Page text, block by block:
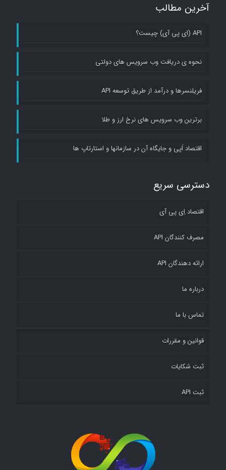
آخرین مطالب
API (ای پی آی) چیست؟
نحوه ی دریافت وب سرویس های دولتی
فریلنسرها و درآمد از طریق توسعه API
برترین وب سرویس های نرخ ارز و طلا
اقتصاد اَپی و جایگاه آن در سازمانها و استارتاپ ها
دسترسی سریع
اقتصاد اِی پی آی
مصرف کنندگان API
ارائه دهندگان API
درباره ما
تماس با ما
قوانین و مقررات
ثبت شکایات
ثبت API